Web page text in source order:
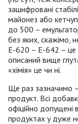
зашифровані
майонез або
до 500 –
без яких, скажімо,
Е-620 – Е-642 – це
описаний вище
«хімія» це чи ні.
Ще раз зазначимо
продукт. Всі
офіційно допущені
продуктах у дуже